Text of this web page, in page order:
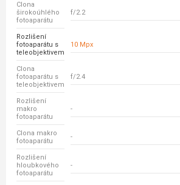
Clona
širokoúhlého
fotoaparátu
f/2.2
Rozlišení
fotoaparátu s
teleobjektivem
10 Mpx
Clona
fotoaparátu s
teleobjektivem
f/2.4
Rozlišení
makro
fotoaparátu
-
Clona makro
fotoaparátu
-
Rozlišení
hloubkového
fotoaparátu
-